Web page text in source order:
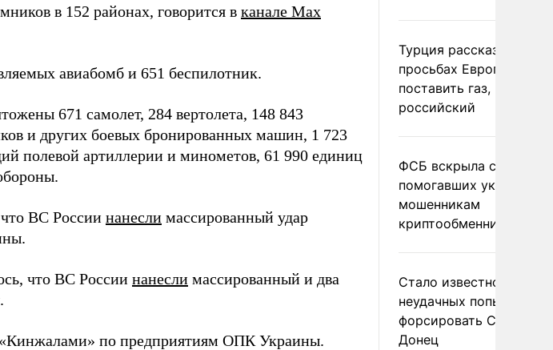
в 152 районах, говорится в канале Max
авиабомб и 651 беспилотник.
671 самолет, 284 вертолета, 148 843
и других боевых бронированных машин, 1 723
полевой артиллерии и минометов, 61 990 единиц
ВС России нанесли массированный удар
что ВС России нанесли массированный и два
по предприятиям ОПК Украины.
Турция рассказала о
просьбах Европы
поставить газ, но не
российский
ФСБ вскрыла сеть
помогавших
мошенникам
криптообменников
Стало известно о
неудачных попытках
форсировать
Донец